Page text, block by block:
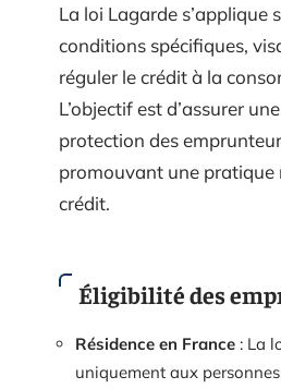
La loi Lagarde s’applique
conditions spécifiques,
réguler le crédit à la
L’objectif est d’assurer
protection des
promouvant une pratique
crédit.
Éligibilité des
Résidence en France : La
uniquement aux